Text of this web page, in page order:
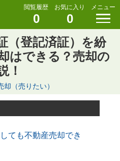
閲覧履歴
0
お気に入り
0
メニュー
（登記済証）を紛
はできる？売却の
！
却（売りたい）
ても不動産売却でき